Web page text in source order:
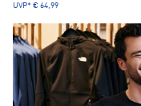
UVP* € 64,99